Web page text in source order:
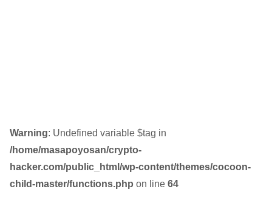
Warning: Undefined variable $tag in
/home/masapoyosan/crypto-
hacker.com/public_html/wp-content/themes/cocoon-
child-master/functions.php on line 64